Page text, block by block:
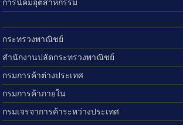
การนิคมอุตสาหกรรม
กระทรวงพาณิชย์
สำนักงานปลัดกระทรวงพาณิชย์
กรมการค้าต่างประเทศ
กรมการค้าภายใน
กรมเจรจาการค้าระหว่างประเทศ